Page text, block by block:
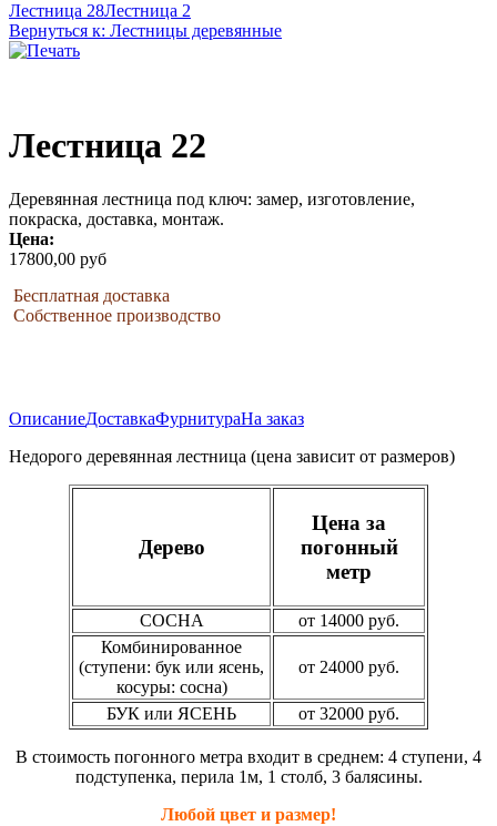
Лестница 28Лестница 2
Вернуться к: Лестницы деревянные
Лестница 22
Деревянная лестница под ключ: замер, изготовление,
покраска, доставка, монтаж.
Цена:
17800,00 руб
Бесплатная доставка
Собственное производство
ОписаниеДоставкаФурнитураНа заказ
Недорого деревянная лестница (цена зависит от размеров)
Дерево
Цена за
погонный
метр
СОСНА
от 14000 руб.
Комбинированное
(ступени: бук или ясень,
косуры: сосна)
от 24000 руб.
БУК или ЯСЕНЬ от 32000 руб.
В стоимость погонного метра входит в среднем: 4 ступени, 4
подступенка, перила 1м, 1 столб, 3 балясины.
Любой цвет и размер!